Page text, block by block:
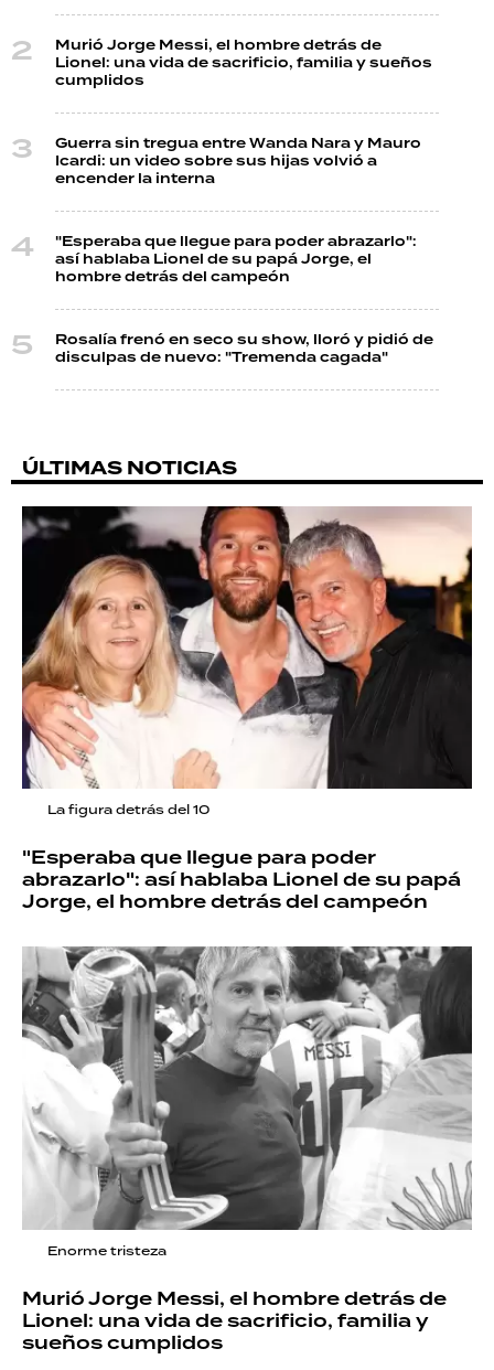
Murió Jorge Messi, el hombre detrás de
Lionel: una vida de sacrificio, familia y sueños
cumplidos
Guerra sin tregua entre Wanda Nara y Mauro
Icardi: un video sobre sus hijas volvió a
encender la interna
"Esperaba que llegue para poder abrazarlo":
así hablaba Lionel de su papá Jorge, el
hombre detrás del campeón
Rosalía frenó en seco su show, lloró y pidió de
disculpas de nuevo: "Tremenda cagada"
ÚLTIMAS NOTICIAS
La figura detrás del 10
"Esperaba que llegue para poder
abrazarlo": así hablaba Lionel de su papá
Jorge, el hombre detrás del campeón
Enorme tristeza
Murió Jorge Messi, el hombre detrás de
Lionel: una vida de sacrificio, familia y
sueños cumplidos